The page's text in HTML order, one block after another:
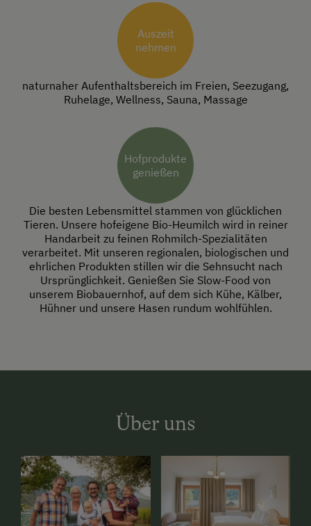
Auszeit
nehmen
naturnaher Aufenthaltsbereich im Freien, Seezugang,
Ruhelage, Wellness, Sauna, Massage
Hofprodukte
genießen
Die besten Lebensmittel stammen von glücklichen
Tieren. Unsere hofeigene Bio-Heumilch wird in reiner
Handarbeit zu feinen Rohmilch-Spezialitäten
verarbeitet. Mit unseren regionalen, biologischen und
ehrlichen Produkten stillen wir die Sehnsucht nach
Ursprünglichkeit. Genießen Sie Slow-Food von
unserem Biobauernhof, auf dem sich Kühe, Kälber,
Hühner und unsere Hasen rundum wohlfühlen.
Über uns